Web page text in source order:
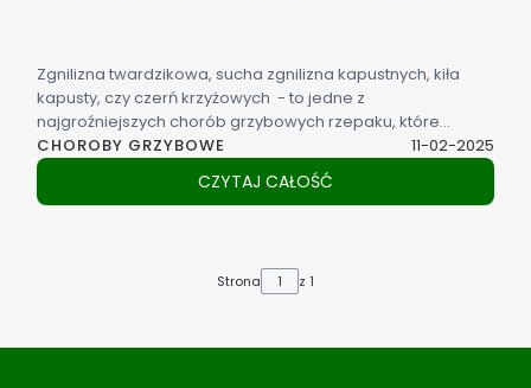
CHOROBY GRZYBOWE 11-02-2025
Zgnilizna twardzikowa, sucha zgnilizna kapustnych, kiła
kapusty, czy czerń krzyżowych - to jedne z
najgroźniejszych chorób grzybowych rzepaku, które
każdego roku mogą przyczyniać się do znacznych strat w
plonie.
CZYTAJ CAŁOŚĆ
Strona z 1